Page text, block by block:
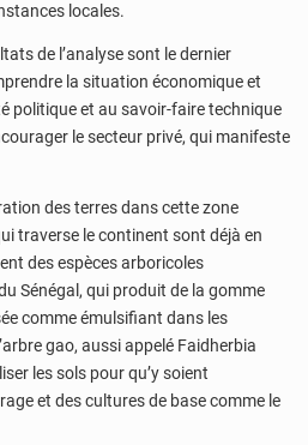
locales.
de l’analyse sont le dernier
la situation économique et
politique et au savoir-faire technique
le secteur privé, qui manifeste
des terres dans cette zone
traverse le continent sont déjà en
des espèces arboricoles
Sénégal, qui produit de la gomme
comme émulsifiant dans les
gao, aussi appelé Faidherbia
les sols pour qu’y soient
et des cultures de base comme le